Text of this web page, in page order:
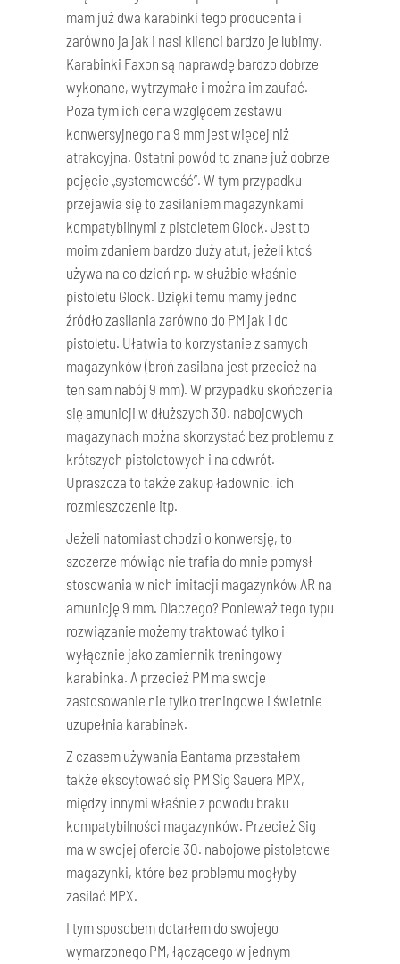
mam już dwa karabinki tego producenta i
zarówno ja jak i nasi klienci bardzo je lubimy.
Karabinki Faxon są naprawdę bardzo dobrze
wykonane, wytrzymałe i można im zaufać.
Poza tym ich cena względem zestawu
konwersyjnego na 9 mm jest więcej niż
atrakcyjna. Ostatni powód to znane już dobrze
pojęcie „systemowość”. W tym przypadku
przejawia się to zasilaniem magazynkami
kompatybilnymi z pistoletem Glock. Jest to
moim zdaniem bardzo duży atut, jeżeli ktoś
używa na co dzień np. w służbie właśnie
pistoletu Glock. Dzięki temu mamy jedno
źródło zasilania zarówno do PM jak i do
pistoletu. Ułatwia to korzystanie z samych
magazynków (broń zasilana jest przecież na
ten sam nabój 9 mm). W przypadku skończenia
się amunicji w dłuższych 30. nabojowych
magazynach można skorzystać bez problemu z
krótszych pistoletowych i na odwrót.
Upraszcza to także zakup ładownic, ich
rozmieszczenie itp.
Jeżeli natomiast chodzi o konwersję, to
szczerze mówiąc nie trafia do mnie pomysł
stosowania w nich imitacji magazynków AR na
amunicję 9 mm. Dlaczego? Ponieważ tego typu
rozwiązanie możemy traktować tylko i
wyłącznie jako zamiennik treningowy
karabinka. A przecież PM ma swoje
zastosowanie nie tylko treningowe i świetnie
uzupełnia karabinek.
Z czasem używania Bantama przestałem
także ekscytować się PM Sig Sauera MPX,
między innymi właśnie z powodu braku
kompatybilności magazynków. Przecież Sig
ma w swojej ofercie 30. nabojowe pistoletowe
magazynki, które bez problemu mogłyby
zasilać MPX.
I tym sposobem dotarłem do swojego
wymarzonego PM, łączącego w jednym